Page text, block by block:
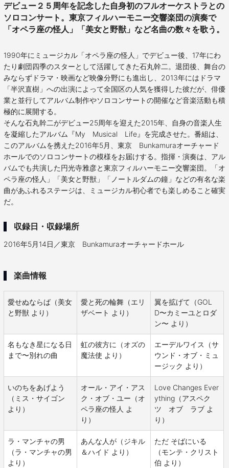
デビュー２５周年を記念した自身初のフルオーケストラとの
ソロコンサート。東京フィルハーモニー交響楽団の演奏で
「オペラ座の怪人」「美女と野獣」など名曲の数々を歌う。
1990年にミュージカル「オペラ座の怪人」でデビュー後、17年にわ
たり劇団四季のスターとして活躍してきた石丸幹二。退団後、舞台の
みならずドラマ・映画など映像分野にも進出し、2013年にはドラマ
「半沢直樹」への出演によって全国区の人気を獲得した彼だが、俳優
業と並行してアルバム制作やソロコンサートの開催など音楽活動も積
極的に展開する。
そんな石丸幹二がデビュー25周年を迎えた2015年、自身の音楽人生
を凝縮したアルバム『My Musical Life』を完成させた。番組は、
このアルバムを携えた2016年5月、東京 Bunkamuraオーチャード
ホールでのソロコンサートの模様をお届けする。指揮・演奏は、アル
バムでも共演した円光寺雅彦と東京フィルハーモニー交響楽団。「オ
ペラ座の怪人」「美女と野獣」「ノートルダムの鐘」などの有名な楽
曲があふれるステージは、ミュージカル初心者でも楽しめること確実
だ。
収録日・収録場所
2016年5月14日／東京 Bunkamuraオーチャードホール
楽曲情報
愛せぬならば（美女
と野獣 より）
愛と死の輪舞（エリ
ザベート より）
翼を拡げて（GOL
D〜カミーユとロダ
ン〜 より）
名もなき星になる日
まで〜別れの曲
虹の彼方に（オズの
魔法使 より）
エーデルワイス（サ
ウンド・オブ・ミュ
ージック より）
いのちをあげよう
（ミス・サイゴン
より）
オール・アイ・アス
ク・オブ・ユー（オ
ペラ座の怪人 よ
り）
Love Changes Ever
ything（アスペク
ツ オブ ラブ よ
り）
ラ・マンチャの男
（ラ・マンチャの男
より）
あんな人が（ジキル
＆ハイド より）
ただ そばにいる
（モンテ・クリスト
伯 より）